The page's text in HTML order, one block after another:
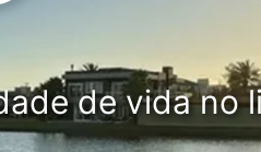
de vida no